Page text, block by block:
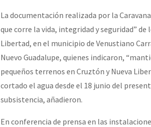
La documentación realizada por la
que corre la vida, integridad y seguridad”
Libertad, en el municipio de Venustiano
Nuevo Guadalupe, quienes indicaron,
pequeños terrenos en Cruztón y Nueva
cortado el agua desde el 18 junio del
subsistencia, añadieron.
En conferencia de prensa en las